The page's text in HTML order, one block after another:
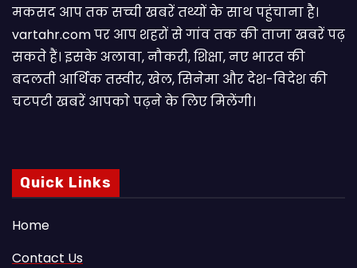
मकसद आप तक सच्ची खबरें तथ्यों के साथ पहुंचाना है।
vartahr.com पर आप शहरों से गांव तक की ताजा खबरें पढ़
सकते हैं। इसके अलावा, नौकरी, शिक्षा, नए भारत की
बदलती आर्थिक तस्वीर, खेल, सिनेमा और देश-विदेश की
चटपटी खबरें आपकाे पढ़ने के लिए मिलेंगी।
Quick Links
Home
Contact Us